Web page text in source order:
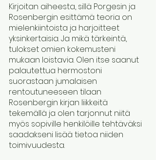
Kirjoitan aiheesta, sillä Porgesin ja
Rosenbergin esittämä teoria on
mielenkiintoista ja harjoitteet
yksinkertaisia. Ja mikä tärkeintä,
tulokset omien kokemusteni
mukaan loistavia. Olen itse saanut
palautettua hermostoni
suorastaan jumalaisen
rentoutuneeseen tilaan
Rosenbergin kirjan liikkeitä
tekemällä ja olen tarjonnut niitä
myös sopiville henkilöille tehtäväksi
saadakseni lisää tietoa niiden
toimivuudesta.